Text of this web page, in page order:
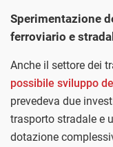
Sperimentazione
ferroviario e
Anche il settore dei
possibile sviluppo
prevedeva due
trasporto stradale e
dotazione